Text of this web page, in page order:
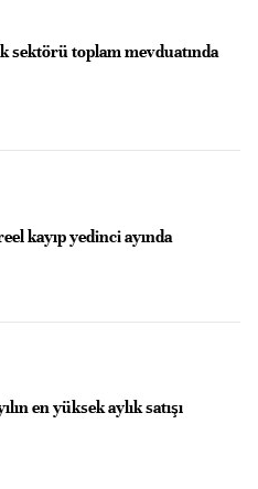
sektörü toplam mevduatında
kayıp yedinci ayında
en yüksek aylık satışı